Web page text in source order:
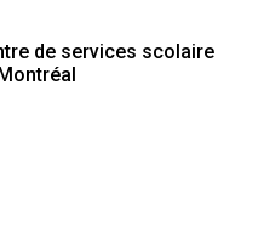
de services scolaire